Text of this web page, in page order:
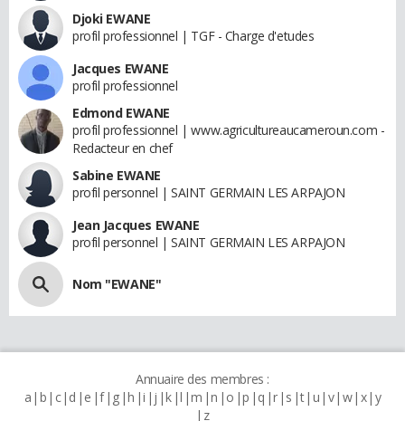
Djoki EWANE
profil professionnel | TGF - Charge d'etudes
Jacques EWANE
profil professionnel
Edmond EWANE
profil professionnel | www.agricultureaucameroun.com -
Redacteur en chef
Sabine EWANE
profil personnel | SAINT GERMAIN LES ARPAJON
Jean Jacques EWANE
profil personnel | SAINT GERMAIN LES ARPAJON
Nom "EWANE"
Annuaire des membres :
a b c d e f g h i j k l m n o p q r s t u v w x y
z